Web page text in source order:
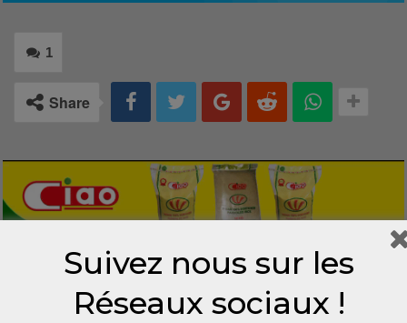
1
Share
Suivez nous sur les
Réseaux sociaux !